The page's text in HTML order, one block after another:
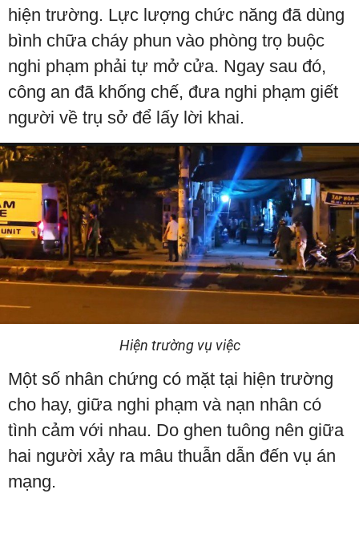
hiện trường. Lực lượng chức năng đã dùng
bình chữa cháy phun vào phòng trọ buộc
nghi phạm phải tự mở cửa. Ngay sau đó,
công an đã khống chế, đưa nghi phạm giết
người về trụ sở để lấy lời khai.
Hiện trường vụ việc
Một số nhân chứng có mặt tại hiện trường
cho hay, giữa nghi phạm và nạn nhân có
tình cảm với nhau. Do ghen tuông nên giữa
hai người xảy ra mâu thuẫn dẫn đến vụ án
mạng.